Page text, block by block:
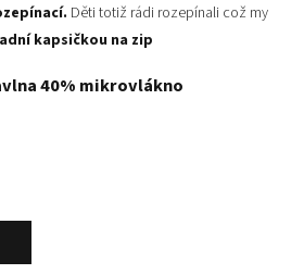
Děti totiž rádi rozepínali což my
kapsičkou na zip
40% mikrovlákno